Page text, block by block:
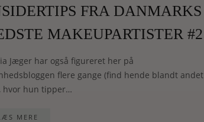
FRA DANMARKS
MAKEUPARTISTER #2
Jæger har også figureret her på
flere gange (find hende blandt andet
hvor hun tipper…
MERE